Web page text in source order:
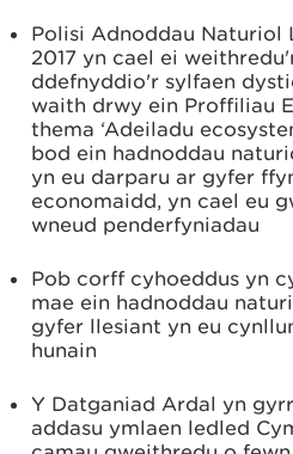
Polisi Adnoddau Naturiol
2017 yn cael ei
ddefnyddio'r sylfaen
waith drwy ein Proffiliau
thema ‘Adeiladu
bod ein hadnoddau
yn eu darparu ar gyfer
economaidd, yn cael eu
wneud penderfyniadau
Pob corff cyhoeddus yn
mae ein hadnoddau
gyfer llesiant yn eu
hunain
Y Datganiad Ardal yn
addasu ymlaen ledled